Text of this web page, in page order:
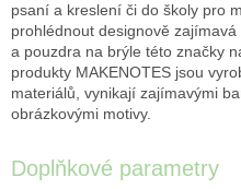
psaní a kreslení či do školy pro
prohlédnout designově
a pouzdra na brýle této značky
produkty MAKENOTES jsou
materiálů, vynikají zajímavými
obrázkovými motivy.
Doplňkové parametry